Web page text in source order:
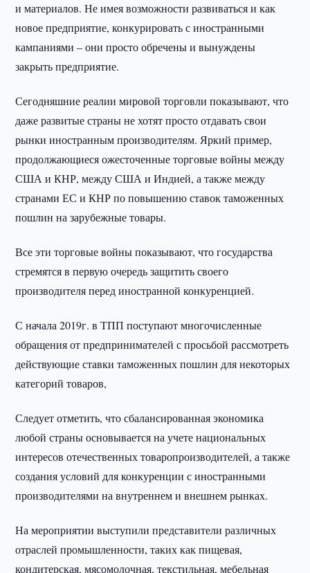
и материалов. Не имея возможности развиваться и как
новое предприятие, конкурировать с иностранными
кампаниями – они просто обречены и вынуждены
закрыть предприятие.
Сегодняшние реалии мировой торговли показывают, что
даже развитые страны не хотят просто отдавать свои
рынки иностранным производителям. Яркий пример,
продолжающиеся ожесточенные торговые войны между
США и КНР, между США и Индией, а также между
странами ЕС и КНР по повышению ставок таможенных
пошлин на зарубежные товары.
Все эти торговые войны показывают, что государства
стремятся в первую очередь защитить своего
производителя перед иностранной конкуренцией.
С начала 2019г. в ТПП поступают многочисленные
обращения от предпринимателей с просьбой рассмотреть
действующие ставки таможенных пошлин для некоторых
категорий товаров,
Следует отметить, что сбалансированная экономика
любой страны основывается на учете национальных
интересов отечественных товаропроизводителей, а также
создания условий для конкуренции с иностранными
производителями на внутреннем и внешнем рынках.
На мероприятии выступили представители различных
отраслей промышленности, таких как пищевая,
кондитерская, мясомолочная, текстильная, мебельная